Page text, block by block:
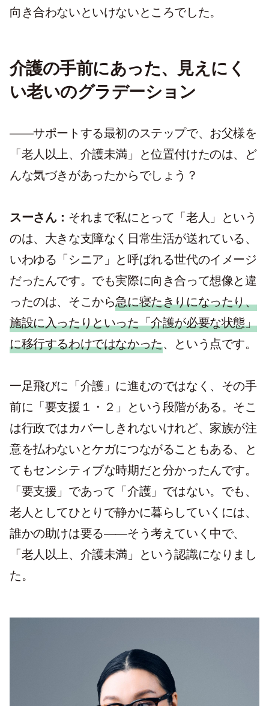
向き合わないといけないところでした。
介護の手前にあった、見えにく
い老いのグラデーション
——サポートする最初のステップで、お父様を
「老人以上、介護未満」と位置付けたのは、ど
んな気づきがあったからでしょう？
スーさん： それまで私にとって「老人」という
のは、大きな支障なく日常生活が送れている、
いわゆる「シニア」と呼ばれる世代のイメージ
だったんです。でも実際に向き合って想像と違
ったのは、そこから急に寝たきりになったり、
施設に入ったりといった「介護が必要な状態」
に移行するわけではなかった、という点です。
一足飛びに「介護」に進むのではなく、その手
前に「要支援１・２」という段階がある。そこ
は行政ではカバーしきれないけれど、家族が注
意を払わないとケガにつながることもある、と
てもセンシティブな時期だと分かったんです。
「要支援」であって「介護」ではない。でも、
老人としてひとりで静かに暮らしていくには、
誰かの助けは要る——そう考えていく中で、
「老人以上、介護未満」という認識になりまし
た。